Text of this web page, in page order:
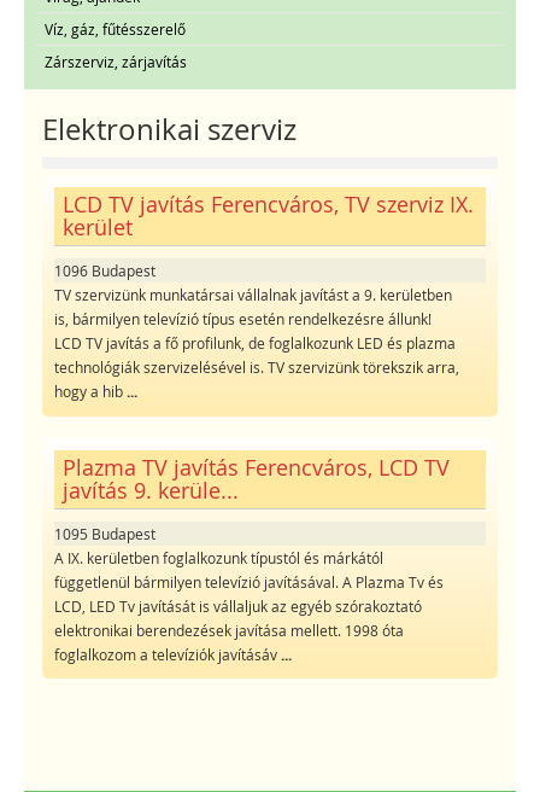
Víz, gáz, fűtésszerelő
Zárszerviz, zárjavítás
Elektronikai szerviz
LCD TV javítás Ferencváros, TV szerviz IX.
kerület
1096 Budapest
TV szervizünk munkatársai vállalnak javítást a 9. kerületben
is, bármilyen televízió típus esetén rendelkezésre állunk!
LCD TV javítás a fő profilunk, de foglalkozunk LED és plazma
technológiák szervizelésével is. TV szervizünk törekszik arra,
hogy a hib...
Plazma TV javítás Ferencváros, LCD TV
javítás 9. kerüle...
1095 Budapest
A IX. kerületben foglalkozunk típustól és márkától
függetlenül bármilyen televízió javításával. A Plazma Tv és
LCD, LED Tv javítását is vállaljuk az egyéb szórakoztató
elektronikai berendezések javítása mellett. 1998 óta
foglalkozom a televíziók javításáv...